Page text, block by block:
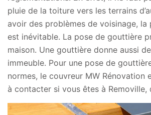
pluie de la toiture vers les terrains
avoir des problèmes de voisinage,
est inévitable. La pose de gouttière
maison. Une gouttière donne aussi
immeuble. Pour une pose de
normes, le couvreur MW Rénovation
à contacter si vous êtes à Removille,